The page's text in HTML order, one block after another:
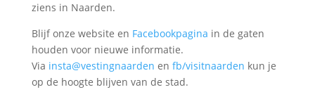
ziens in Naarden.
Blijf onze website en Facebookpagina in de gaten
houden voor nieuwe informatie.
Via insta@vestingnaarden en fb/visitnaarden kun je
op de hoogte blijven van de stad.